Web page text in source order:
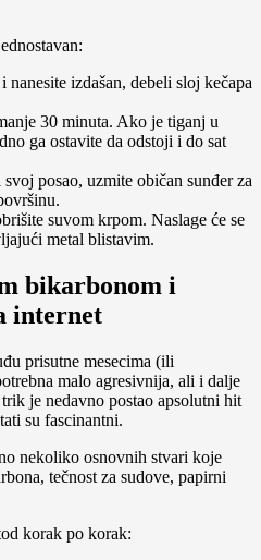
izdašan, debeli sloj kečapa
30 minuta. Ako je tiganj u
ga ostavite da odstoji i do sat
posao, uzmite običan sunđer za
suvom krpom. Naslage će se
metal blistavim.
bikarbonom i
internet
prisutne mesecima (ili
malo agresivnija, ali i dalje
je nedavno postao apsolutni hit
su fascinantni.
nekoliko osnovnih stvari koje
tečnost za sudove, papirni
korak po korak: